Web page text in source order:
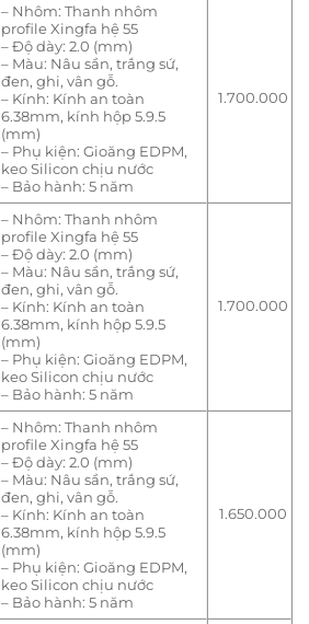
– Nhôm: Thanh nhôm
profile Xingfa hệ 55
– Độ dày: 2.0 (mm)
– Màu: Nâu sần, trắng sứ,
đen, ghi, vân gỗ.
– Kính: Kính an toàn
6.38mm, kính hộp 5.9.5
(mm)
– Phụ kiện: Gioăng EDPM,
keo Silicon chịu nước
– Bảo hành: 5 năm
1.700.000
– Nhôm: Thanh nhôm
profile Xingfa hệ 55
– Độ dày: 2.0 (mm)
– Màu: Nâu sần, trắng sứ,
đen, ghi, vân gỗ.
– Kính: Kính an toàn
6.38mm, kính hộp 5.9.5
(mm)
– Phụ kiện: Gioăng EDPM,
keo Silicon chịu nước
– Bảo hành: 5 năm
1.700.000
– Nhôm: Thanh nhôm
profile Xingfa hệ 55
– Độ dày: 2.0 (mm)
– Màu: Nâu sần, trắng sứ,
đen, ghi, vân gỗ.
– Kính: Kính an toàn
6.38mm, kính hộp 5.9.5
(mm)
– Phụ kiện: Gioăng EDPM,
keo Silicon chịu nước
– Bảo hành: 5 năm
1.650.000